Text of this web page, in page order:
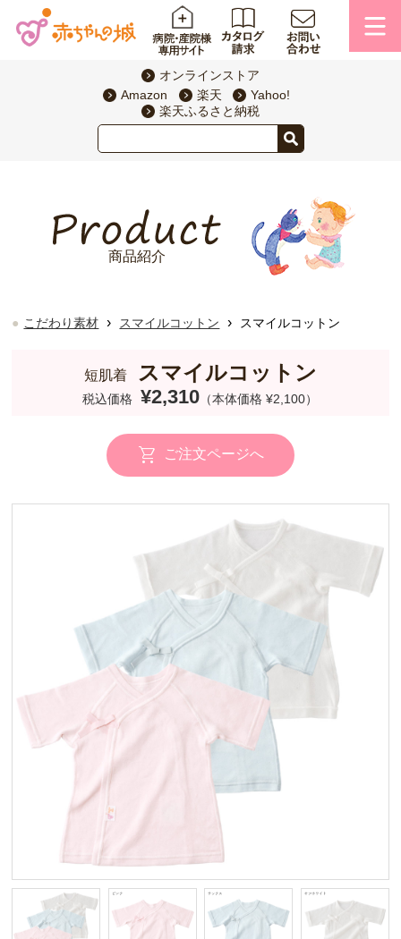
オンラインストア
Amazon
楽天
Yahoo!
楽天ふるさと納税
商品紹介
こだわり素材 › スマイルコットン › スマイルコットン
短肌着 スマイルコットン
税込価格 ¥2,310 （本体価格 ¥2,100）
ご注文ページへ